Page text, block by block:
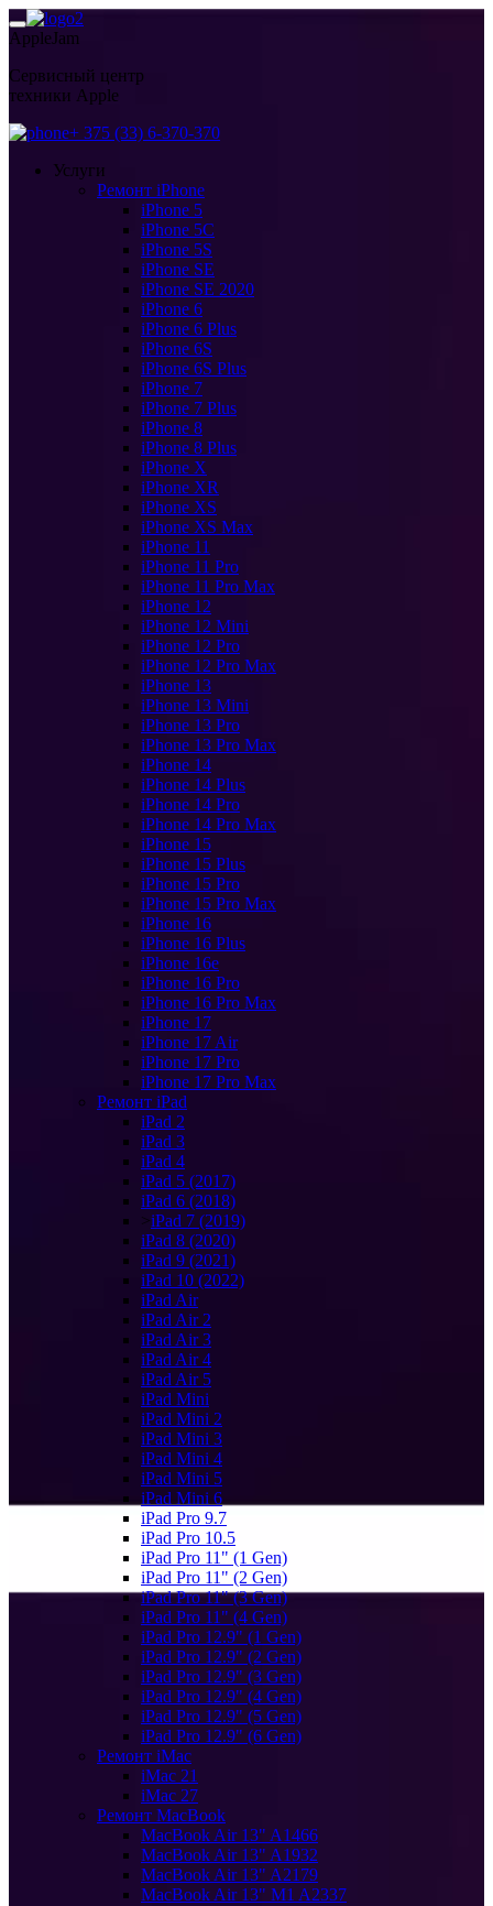
AppleJam
Сервисный центр
техники Apple
+ 375 (33) 6-370-370
Услуги
Ремонт iPhone
iPhone 5
iPhone 5C
iPhone 5S
iPhone SE
iPhone SE 2020
iPhone 6
iPhone 6 Plus
iPhone 6S
iPhone 6S Plus
iPhone 7
iPhone 7 Plus
iPhone 8
iPhone 8 Plus
iPhone X
iPhone XR
iPhone XS
iPhone XS Max
iPhone 11
iPhone 11 Pro
iPhone 11 Pro Max
iPhone 12
iPhone 12 Mini
iPhone 12 Pro
iPhone 12 Pro Max
iPhone 13
iPhone 13 Mini
iPhone 13 Pro
iPhone 13 Pro Max
iPhone 14
iPhone 14 Plus
iPhone 14 Pro
iPhone 14 Pro Max
iPhone 15
iPhone 15 Plus
iPhone 15 Pro
iPhone 15 Pro Max
iPhone 16
iPhone 16 Plus
iPhone 16e
iPhone 16 Pro
iPhone 16 Pro Max
iPhone 17
iPhone 17 Air
iPhone 17 Pro
iPhone 17 Pro Max
Ремонт iPad
iPad 2
iPad 3
iPad 4
iPad 5 (2017)
iPad 6 (2018)
>iPad 7 (2019)
iPad 8 (2020)
iPad 9 (2021)
iPad 10 (2022)
iPad Air
iPad Air 2
iPad Air 3
iPad Air 4
iPad Air 5
iPad Mini
iPad Mini 2
iPad Mini 3
iPad Mini 4
iPad Mini 5
iPad Mini 6
iPad Pro 9.7
iPad Pro 10.5
iPad Pro 11" (1 Gen)
iPad Pro 11" (2 Gen)
iPad Pro 11" (3 Gen)
iPad Pro 11" (4 Gen)
iPad Pro 12.9" (1 Gen)
iPad Pro 12.9" (2 Gen)
iPad Pro 12.9" (3 Gen)
iPad Pro 12.9" (4 Gen)
iPad Pro 12.9" (5 Gen)
iPad Pro 12.9" (6 Gen)
Ремонт iMac
iMac 21
iMac 27
Ремонт MacBook
MacBook Air 13" A1466
MacBook Air 13" A1932
MacBook Air 13" A2179
MacBook Air 13" M1 A2337